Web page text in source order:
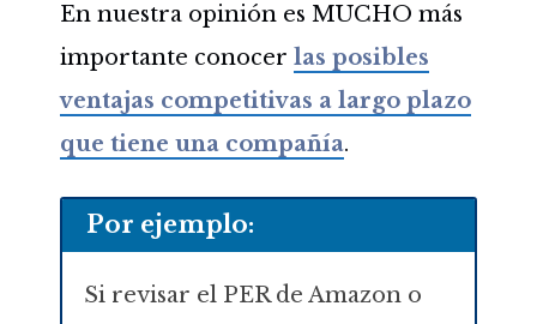
En nuestra opinión es MUCHO más
importante conocer las posibles
ventajas competitivas a largo plazo
que tiene una compañía.
Por ejemplo:
Si revisar el PER de Amazon o